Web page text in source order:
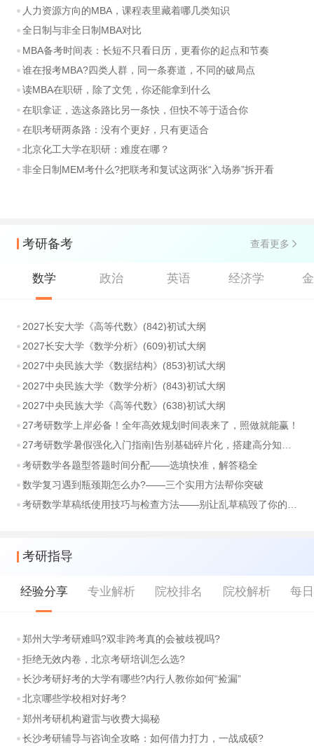
人力资源方向的MBA，课程表里藏着哪几类知识
全日制与非全日制MBA对比
MBA备考时间表：长短不只看日历，更看你的起点和节奏
谁在报考MBA?四类人群，同一条赛道，不同的破局点
读MBA在职研，除了文凭，你还能拿到什么
在职拿证，选这条路比另一条快，但快不等于适合你
在职考研两条路：没有个更好，只有更适合
北京化工大学在职研：难度在哪？
非全日制MEM考什么?把联考和复试这两张“入场券”拆开看
考研备考 查看更多
数学 政治 英语 经济学
2027长安大学《高等代数》(842)初试大纲
2027长安大学《数学分析》(609)初试大纲
2027中央民族大学《数据结构》(853)初试大纲
2027中央民族大学《数学分析》(843)初试大纲
2027中央民族大学《高等代数》(638)初试大纲
27考研数学上岸必备！全年高效规划时间表来了，照做就能赢！
27考研数学暑假强化入门指南|告别基础碎片化，搭建高分知识体系
考研数学各题型答题时间分配——选填快准，解答稳全
数学复习遇到瓶颈期怎么办?——三个实用方法帮你突破
考研数学草稿纸使用技巧与检查方法——别让乱草稿毁了你的分数
考研指导
经验分享 专业解析 院校排名 院校解析 每
郑州大学考研难吗?双非跨考真的会被歧视吗?
拒绝无效内卷，北京考研培训怎么选?
长沙考研好考的大学有哪些?内行人教你如何“捡漏”
北京哪些学校相对好考?
郑州考研机构避雷与收费大揭秘
长沙考研辅导与咨询全攻略：如何借力打力，一战成硕?